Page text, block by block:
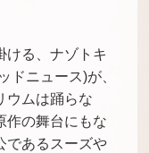
ける、ナゾトキ
ドニュース)が、
ウムは踊らな
作の舞台にもな
であるスーズや